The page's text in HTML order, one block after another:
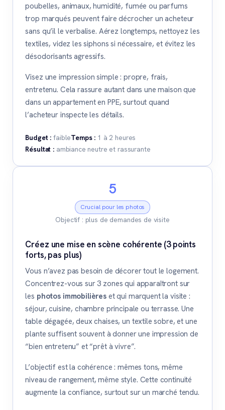
poubelles, animaux, humidité, fumée ou parfums
trop marqués peuvent faire décrocher un acheteur
sans qu’il le verbalise. Aérez longtemps, nettoyez les
textiles, videz les siphons si nécessaire, et évitez les
désodorisants agressifs.
Visez une impression simple : propre, frais,
entretenu. Cela rassure autant dans une maison que
dans un appartement en PPE, surtout quand
l’acheteur inspecte les détails.
Budget : faibleTemps : 1 à 2 heures
Résultat :ambiance neutre et rassurante
5
Crucial pour les photos
Objectif : plus de demandes de visite
Créez une mise en scène cohérente (3 points
forts, pas plus)
Vous n’avez pas besoin de décorer tout le logement.
Concentrez-vous sur 3 zones qui apparaîtront sur
les photos immobilières et qui marquent la visite :
séjour, cuisine, chambre principale ou terrasse. Une
table dégagée, deux chaises, un textile sobre, et une
plante suffisent souvent à donner une impression de
“bien entretenu” et “prêt à vivre”.
L’objectif est la cohérence : mêmes tons, même
niveau de rangement, même style. Cette continuité
augmente la confiance, surtout sur un marché tendu.